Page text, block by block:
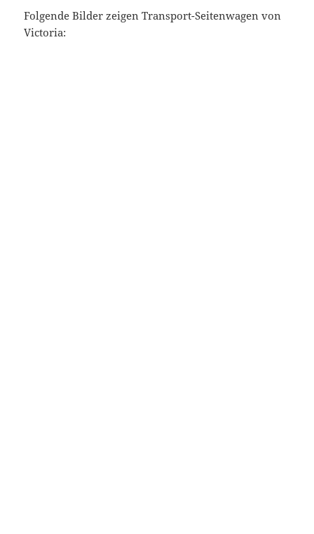
Folgende Bilder zeigen Transport-Seitenwagen von
Victoria: